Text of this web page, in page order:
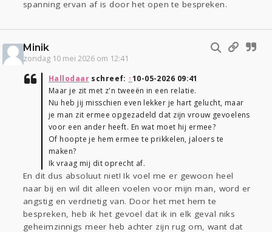
spanning ervan af is door het open te bespreken.
Minik
zondag 10 mei 2026 om 12:41
Hallodaarschreef: ↑10-05-2026 09:41
Maar je zit met z'n tweeën in een relatie.
Nu heb jij misschien even lekker je hart gelucht, maar
je man zit ermee opgezadeld dat zijn vrouw gevoelens
voor een ander heeft. En wat moet hij ermee?
Of hoopte je hem ermee te prikkelen, jaloers te
maken?
Ik vraag mij dit oprecht af.
En dit dus absoluut niet! Ik voel me er gewoon heel
naar bij en wil dit alleen voelen voor mijn man, word er
angstig en verdrietig van. Door het met hem te
bespreken, heb ik het gevoel dat ik in elk geval niks
geheimzinnigs meer heb achter zijn rug om, want dat